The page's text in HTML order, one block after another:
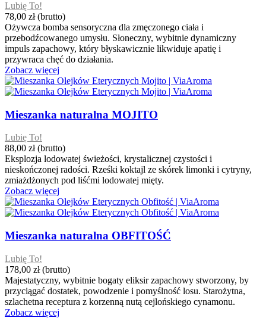
Lubię To!
78,00 zł (brutto)
Ożywcza bomba sensoryczna dla zmęczonego ciała i
przebodźcowanego umysłu. Słoneczny, wybitnie dynamiczny
impuls zapachowy, który błyskawicznie likwiduje apatię i
przywraca chęć do działania.
Zobacz więcej
Mieszanka naturalna MOJITO
Lubię To!
88,00 zł (brutto)
Eksplozja lodowatej świeżości, krystalicznej czystości i
nieskończonej radości. Rześki koktajl ze skórek limonki i cytryny,
zmiażdżonych pod liśćmi lodowatej mięty.
Zobacz więcej
Mieszanka naturalna OBFITOŚĆ
Lubię To!
178,00 zł (brutto)
Majestatyczny, wybitnie bogaty eliksir zapachowy stworzony, by
przyciągać dostatek, powodzenie i pomyślność losu. Starożytna,
szlachetna receptura z korzenną nutą cejlońskiego cynamonu.
Zobacz więcej